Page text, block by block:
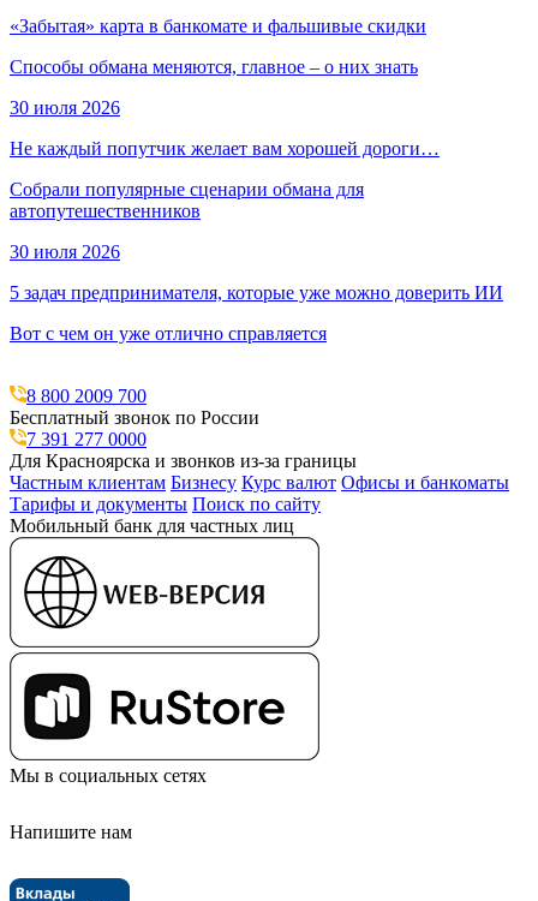
«Забытая» карта в банкомате и фальшивые скидки
Способы обмана меняются, главное – о них знать
30 июля 2026
Не каждый попутчик желает вам хорошей дороги…
Собрали популярные сценарии обмана для
автопутешественников
30 июля 2026
5 задач предпринимателя, которые уже можно доверить ИИ
Вот с чем он уже отлично справляется
8 800 2009 700
Бесплатный звонок по России
7 391 277 0000
Для Красноярска и звонков из-за границы
Частным клиентам Бизнесу Курс валют Офисы и банкоматы
Тарифы и документы Поиск по сайту
Мобильный банк для частных лиц
Мы в социальных сетях
Напишите нам